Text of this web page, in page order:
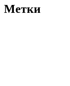
Метки